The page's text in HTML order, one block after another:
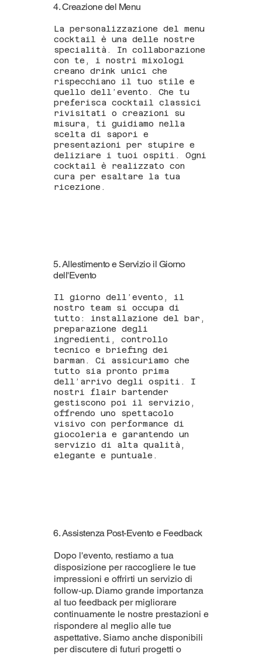
4. Creazione del Menu
La personalizzazione del menu
cocktail è una delle nostre
specialità. In collaborazione
con te, i nostri mixologi
creano drink unici che
rispecchiano il tuo stile e
quello dell’evento. Che tu
preferisca cocktail classici
rivisitati o creazioni su
misura, ti guidiamo nella
scelta di sapori e
presentazioni per stupire e
deliziare i tuoi ospiti. Ogni
cocktail è realizzato con
cura per esaltare la tua
ricezione.
5. Allestimento e Servizio il Giorno
dell'Evento
Il giorno dell’evento, il
nostro team si occupa di
tutto: installazione del bar,
preparazione degli
ingredienti, controllo
tecnico e briefing dei
barman. Ci assicuriamo che
tutto sia pronto prima
dell’arrivo degli ospiti. I
nostri flair bartender
gestiscono poi il servizio,
offrendo uno spettacolo
visivo con performance di
giocoleria e garantendo un
servizio di alta qualità,
elegante e puntuale.
6. Assistenza Post-Evento e Feedback
Dopo l'evento, restiamo a tua
disposizione per raccogliere le tue
impressioni e offrirti un servizio di
follow-up. Diamo grande importanza
al tuo feedback per migliorare
continuamente le nostre prestazioni e
rispondere al meglio alle tue
aspettative. Siamo anche disponibili
per discutere di futuri progetti o